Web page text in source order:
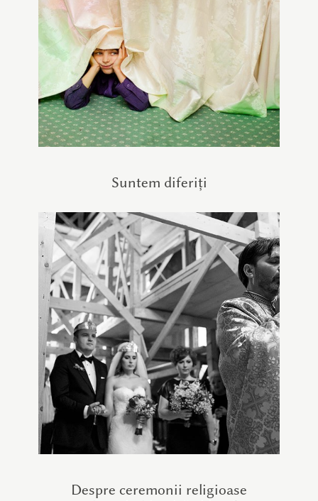
Suntem diferiți
Despre ceremonii religioase